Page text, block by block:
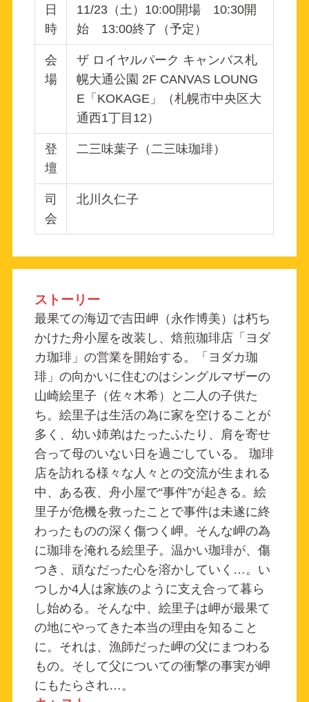
日
時
11/23（土）10:00開場 10:30開
始 13:00終了（予定）
会
場
ザ ロイヤルパーク キャンバス札
幌大通公園 2F CANVAS LOUNG
E「KOKAGE」（札幌市中央区大
通西1丁目12）
登
壇
二三味葉子（二三味珈琲）
司
会
北川久仁子
ストーリー
最果ての海辺で吉田岬（永作博美）は朽ち
かけた舟小屋を改装し、焙煎珈琲店「ヨダ
カ珈琲」の営業を開始する。「ヨダカ珈
琲」の向かいに住むのはシングルマザーの
山崎絵里子（佐々木希）と二人の子供た
ち。絵里子は生活の為に家を空けることが
多く、幼い姉弟はたったふたり、肩を寄せ
合って母のいない日を過ごしている。 珈琲
店を訪れる様々な人々との交流が生まれる
中、ある夜、舟小屋で“事件”が起きる。絵
里子が危機を救ったことで事件は未遂に終
わったものの深く傷つく岬。そんな岬の為
に珈琲を淹れる絵里子。温かい珈琲が、傷
つき、頑なだった心を溶かしていく…。い
つしか4人は家族のように支え合って暮ら
し始める。そんな中、絵里子は岬が最果て
の地にやってきた本当の理由を知ること
に。それは、漁師だった岬の父にまつわる
もの。そして父についての衝撃の事実が岬
にもたらされ…。